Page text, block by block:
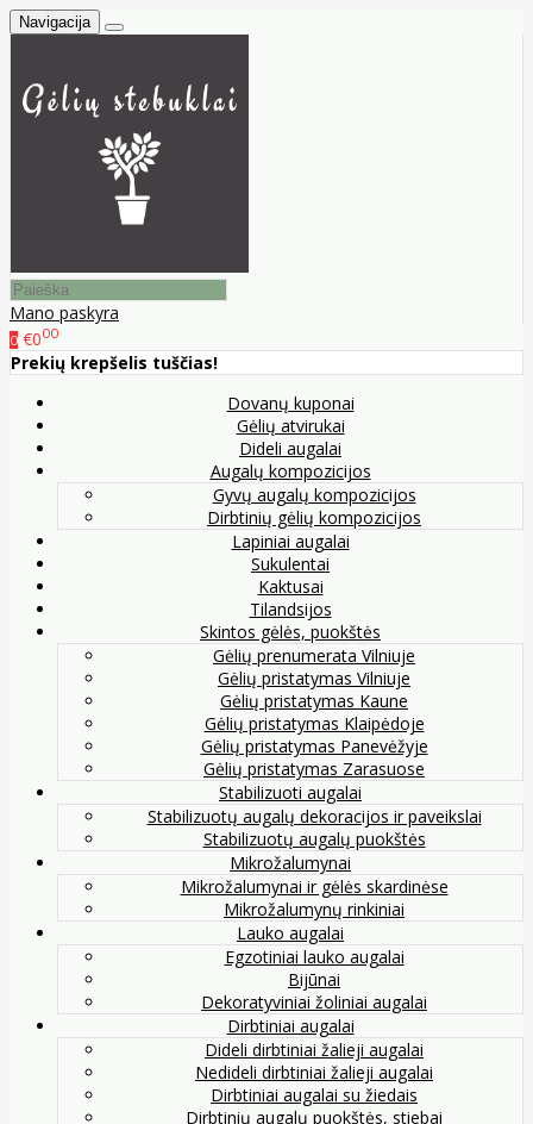
Navigacija
Mano paskyra
0 €000
Prekių krepšelis tuščias!
Dovanų kuponai
Gėlių atvirukai
Dideli augalai
Augalų kompozicijos
Gyvų augalų kompozicijos
Dirbtinių gėlių kompozicijos
Lapiniai augalai
Sukulentai
Kaktusai
Tilandsijos
Skintos gėlės, puokštės
Gėlių prenumerata Vilniuje
Gėlių pristatymas Vilniuje
Gėlių pristatymas Kaune
Gėlių pristatymas Klaipėdoje
Gėlių pristatymas Panevėžyje
Gėlių pristatymas Zarasuose
Stabilizuoti augalai
Stabilizuotų augalų dekoracijos ir paveikslai
Stabilizuotų augalų puokštės
Mikrožalumynai
Mikrožalumynai ir gėlės skardinėse
Mikrožalumynų rinkiniai
Lauko augalai
Egzotiniai lauko augalai
Bijūnai
Dekoratyviniai žoliniai augalai
Dirbtiniai augalai
Dideli dirbtiniai žalieji augalai
Nedideli dirbtiniai žalieji augalai
Dirbtiniai augalai su žiedais
Dirbtinių augalų puokštės, stiebai